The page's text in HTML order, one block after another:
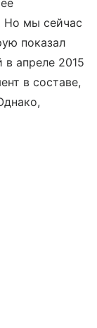
Но мы сейчас
показал
апреле 2015
в составе,